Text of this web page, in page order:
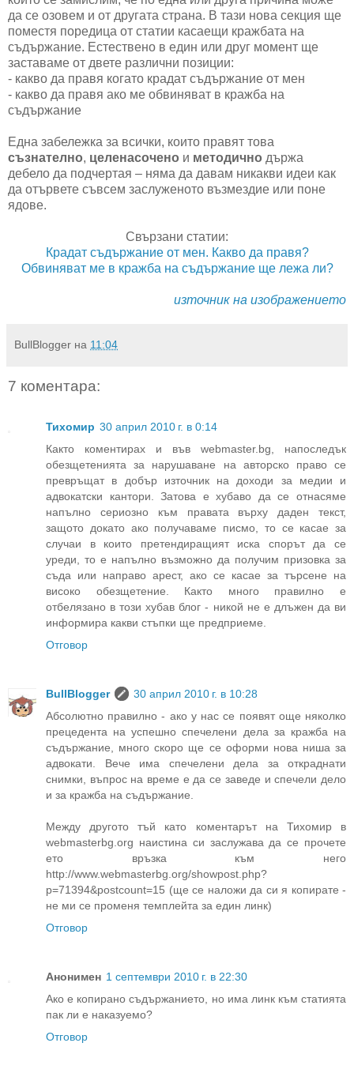
да се озовем и от другата страна. В тази нова секция ще
поместя поредица от статии касаещи кражбата на
съдържание. Естествено в един или друг момент ще
заставаме от двете различни позиции:
- какво да правя когато крадат съдържание от мен
- какво да правя ако ме обвиняват в кражба на
съдържание
Една забележка за всички, които правят това
съзнателно, целенасочено и методично държа
дебело да подчертая – няма да давам никакви идеи как
да отървете съвсем заслуженото възмездие или поне
ядове.
Свързани статии:
Крадат съдържание от мен. Какво да правя?
Обвиняват ме в кражба на съдържание ще лежа ли?
източник на изображението
BullBlogger на 11:04
7 коментара:
Тихомир 30 април 2010 г. в 0:14
Както коментирах и във webmaster.bg, напоследък
обезщетенията за нарушаване на авторско право се
превръщат в добър източник на доходи за медии и
адвокатски кантори. Затова е хубаво да се отнасяме
напълно сериозно към правата върху даден текст,
защото докато ако получаваме писмо, то се касае за
случаи в които претендиращият иска спорът да се
уреди, то е напълно възможно да получим призовка за
съда или направо арест, ако се касае за търсене на
високо обезщетение. Както много правилно е
отбелязано в този хубав блог - никой не е длъжен да ви
информира какви стъпки ще предприеме.
Отговор
BullBlogger
30 април 2010 г. в 10:28
Абсолютно правилно - ако у нас се появят още няколко
прецедента на успешно спечелени дела за кражба на
съдържание, много скоро ще се оформи нова ниша за
адвокати. Вече има спечелени дела за откраднати
снимки, въпрос на време е да се заведе и спечели дело
и за кражба на съдържание.
Между другото тъй като коментарът на Тихомир в
webmasterbg.org наистина си заслужава да се прочете
ето връзка към него
http://www.webmasterbg.org/showpost.php?
p=71394&postcount=15 (ще се наложи да си я копирате -
не ми се променя темплейта за един линк)
Отговор
Анонимен 1 септември 2010 г. в 22:30
Ако е копирано съдържанието, но има линк към статията
пак ли е наказуемо?
Отговор